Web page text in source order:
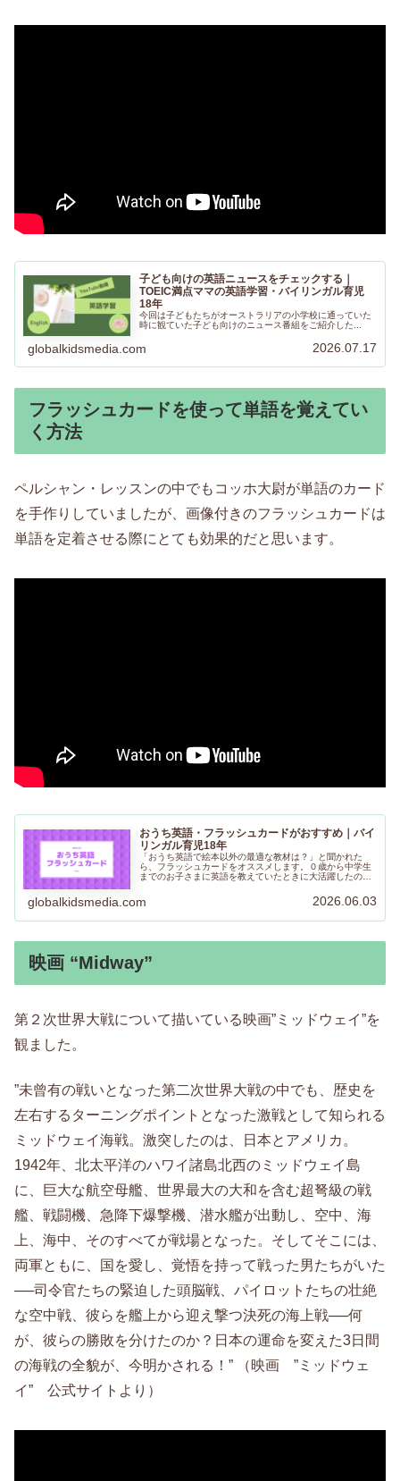
子ども向けの英語ニュースをチェックする｜
TOEIC満点ママの英語学習・バイリンガル育児
18年
今回は子どもたちがオーストラリアの小学校に通っていた
時に観ていた子ども向けのニュース番組をご紹介した...
globalkidsmedia.com 2026.07.17
フラッシュカードを使って単語を覚えてい
く方法
ペルシャン・レッスンの中でもコッホ大尉が単語のカード
を手作りしていましたが、画像付きのフラッシュカードは
単語を定着させる際にとても効果的だと思います。
おうち英語・フラッシュカードがおすすめ｜バイ
リンガル育児18年
「おうち英語で絵本以外の最適な教材は？」と聞かれた
ら、フラッシュカードをオススメします。０歳から中学生
までのお子さまに英語を教えていたときに大活躍したの
しやすく、さまざまな使い方ができるので、ぜひ取り入れ
てみてください。
globalkidsmedia.com 2026.06.03
映画 “Midway”
第２次世界大戦について描いている映画”ミッドウェイ”を
観ました。
”未曾有の戦いとなった第二次世界大戦の中でも、歴史を
左右するターニングポイントとなった激戦として知られる
ミッドウェイ海戦。激突したのは、日本とアメリカ。
1942年、北太平洋のハワイ諸島北西のミッドウェイ島
に、巨大な航空母艦、世界最大の大和を含む超弩級の戦
艦、戦闘機、急降下爆撃機、潜水艦が出動し、空中、海
上、海中、そのすべてが戦場となった。そしてそこには、
両軍ともに、国を愛し、覚悟を持って戦った男たちがいた
──司令官たちの緊迫した頭脳戦、パイロットたちの壮絶
な空中戦、彼らを艦上から迎え撃つ決死の海上戦──何
が、彼らの勝敗を分けたのか？日本の運命を変えた3日間
の海戦の全貌が、今明かされる！” （映画 ”ミッドウェ
イ” 公式サイトより）